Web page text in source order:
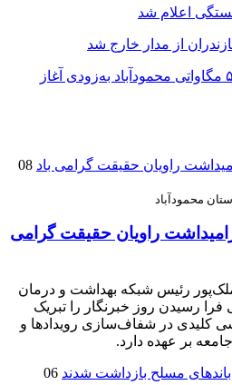
اعلام شد
فاز نخست نیروگاه ۵۰۰ مگاواتی محمودآباد به‌زودی آغاز
08
محمودآباد
گرامیداشت راویان حقیقت گرامی
ملک‌پور رئیس شبکه بهداشت و درمان
فرا رسیدن روز خبرنگار را تبریک
کلیدی در شفاف‌سازی رویدادها و
جامعه بر عهده دارد.
06